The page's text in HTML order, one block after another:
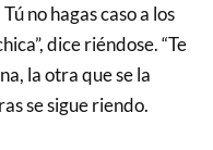
no hagas caso a los
dice riéndose. “Te
la otra que se la
se sigue riendo.